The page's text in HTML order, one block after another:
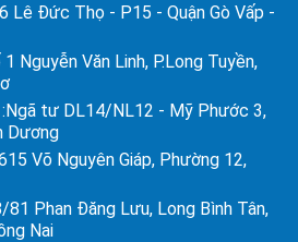
Lê Đức Thọ - P15 - Quận Gò Vấp -
1 Nguyễn Văn Linh, P.Long Tuyền,
:Ngã tư DL14/NL12 - Mỹ Phước 3,
Dương
Võ Nguyên Giáp, Phường 12,
81 Phan Đăng Lưu, Long Bình Tân,
Nai